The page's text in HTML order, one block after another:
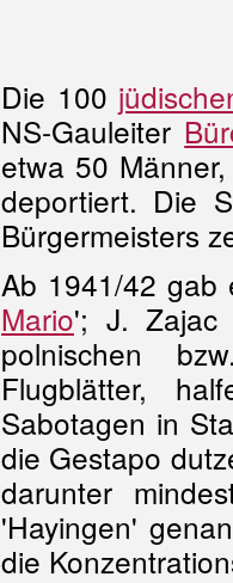
Die 100
NS-Gauleiter
etwa 50
deportiert. Die
Bürgermeisters
Ab 1941/42 gab
Mario'; J. Zajac
polnischen
Flugblätter,
Sabotagen in
die Gestapo
darunter
'Hayingen'
die